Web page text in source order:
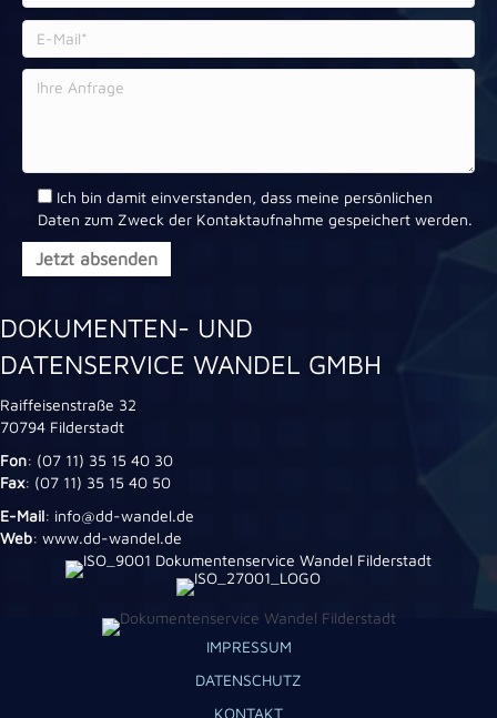
Ich bin damit einverstanden, dass meine persönlichen
Daten zum Zweck der Kontaktaufnahme gespeichert werden.
DOKUMENTEN- UND
DATENSERVICE WANDEL GMBH
Raiffeisenstraße 32
70794 Filderstadt
Fon: (07 11) 35 15 40 30
Fax: (07 11) 35 15 40 50
E-Mail: info@dd-wandel.de
Web: www.dd-wandel.de
IMPRESSUM
DATENSCHUTZ
KONTAKT